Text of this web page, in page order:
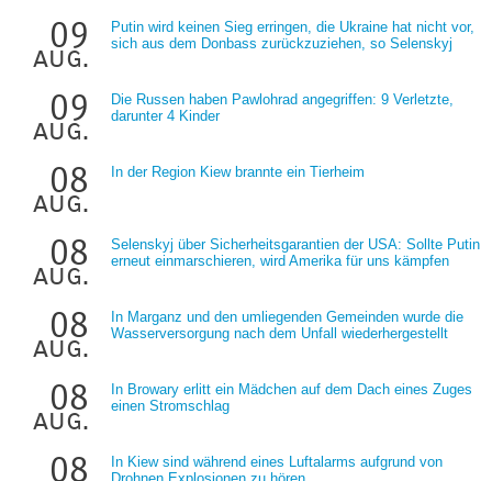
09
aug.
Putin wird keinen Sieg erringen, die Ukraine hat nicht vor,
sich aus dem Donbass zurückzuziehen, so Selenskyj
09
aug.
Die Russen haben Pawlohrad angegriffen: 9 Verletzte,
darunter 4 Kinder
08
aug.
In der Region Kiew brannte ein Tierheim
08
aug.
Selenskyj über Sicherheitsgarantien der USA: Sollte Putin
erneut einmarschieren, wird Amerika für uns kämpfen
08
aug.
In Marganz und den umliegenden Gemeinden wurde die
Wasserversorgung nach dem Unfall wiederhergestellt
08
aug.
In Browary erlitt ein Mädchen auf dem Dach eines Zuges
einen Stromschlag
08
In Kiew sind während eines Luftalarms aufgrund von